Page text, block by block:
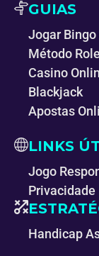
GUIAS
Jogar Bingo
Método
Casino
Blackjack
Apostas
LINKS
Jogo
Privacidade
Handicap